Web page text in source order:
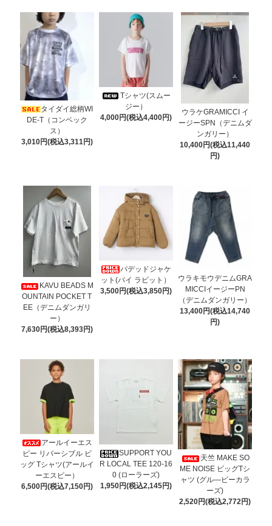
タイダイ総柄WI
DE-T（コンベック
ス）
3,010円(税込3,311円)
Tシャツ(スムー
ジー）
4,000円(税込4,400円)
ウラケGRAMICCI イ
ージーSPN（デニムダ
ンガリー）
10,400円(税込11,440
円)
KAVU BEADS M
OUNTAIN POCKET T
EE（デニムダンガリ
ー）
7,630円(税込8,393円)
パデッドジャケ
ット(バイ ラビット）
3,500円(税込3,850円)
ウラキモウデニムGRA
MICCIイージーPN
（デニムダンガリー）
13,400円(税込14,740
円)
アールイーエス
ピー リバーシブル ビ
ッグ Tシャツ(アールイ
ーエスピー）
6,500円(税込7,150円)
SUPPORT YOU
R LOCAL TEE 120-16
0 (ローラーズ)
1,950円(税込2,145円)
天竺 MAKE SO
ME NOISE ビッグTシ
ャツ (グル―ビーカラ
ーズ)
2,520円(税込2,772円)